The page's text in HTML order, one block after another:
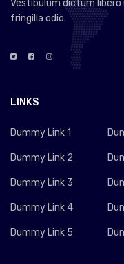
Vestibulum dictum libero
fringilla odio.
LINKS
Dummy Link 1
Dummy Link 2
Dummy Link 3
Dummy Link 4
Dummy Link 5